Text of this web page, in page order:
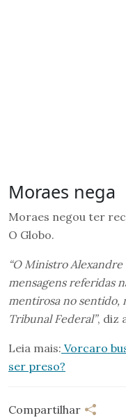
Moraes nega
Moraes negou ter
O Globo.
“O Ministro
mensagens referidas
mentirosa no sentido,
Tribunal Federal”, diz
Leia mais: Vorcaro
ser preso?
Compartilhar